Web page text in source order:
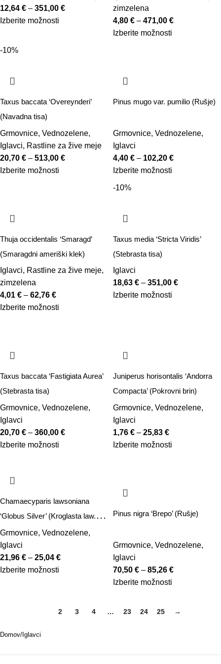
Domov Iglavci
12,64 € – 351,00 €
Izberite možnosti
zimzelena
4,80 € – 471,00 €
Izberite možnosti
-10%
Taxus baccata ‘Overeynderi’
(Navadna tisa)
Grmovnice, Vednozelene,
Iglavci, Rastline za žive meje
20,70 € – 513,00 €
Izberite možnosti
Pinus mugo var. pumilio (Rušje)
Grmovnice, Vednozelene,
Iglavci
4,40 € – 102,20 €
Izberite možnosti
Thuja occidentalis ‘Smaragd’
(Smaragdni ameriški klek)
Iglavci, Rastline za žive meje,
zimzelena
4,01 € – 62,76 €
Izberite možnosti
-10%
Taxus media ‘Stricta Viridis’
(Stebrasta tisa)
Iglavci
18,63 € – 351,00 €
Izberite možnosti
Taxus baccata ‘Fastigiata Aurea’
(Stebrasta tisa)
Grmovnice, Vednozelene,
Iglavci
20,70 € – 360,00 €
Izberite možnosti
Juniperus horisontalis ‘Andorra
Compacta’ (Pokrovni brin)
Grmovnice, Vednozelene,
Iglavci
1,76 € – 25,83 €
Izberite možnosti
Chamaecyparis lawsoniana
‘Globus Silver’ (Kroglasta law.
pacipresa)
Grmovnice, Vednozelene,
Iglavci
21,96 € – 25,04 €
Izberite možnosti
Pinus nigra ‘Brepo’ (Rušje)
Grmovnice, Vednozelene,
Iglavci
70,50 € – 85,26 €
Izberite možnosti
2 3 4 … 23 24 25 →